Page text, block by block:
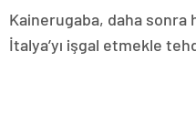
Kainerugaba, daha sonra
İtalya’yı işgal etmekle